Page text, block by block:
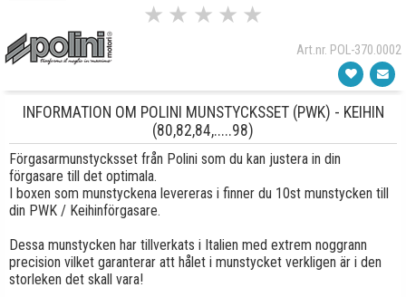
★ ★ ★ ★ ★
Art.nr. POL-370.0002
INFORMATION OM POLINI MUNSTYCKSSET (PWK) - KEIHIN
(80,82,84,.....98)
Förgasarmunstycksset från Polini som du kan justera in din
förgasare till det optimala.
I boxen som munstyckena levereras i finner du 10st munstycken till
din PWK / Keihinförgasare.
Dessa munstycken har tillverkats i Italien med extrem noggrann
precision vilket garanterar att hålet i munstycket verkligen är i den
storleken det skall vara!